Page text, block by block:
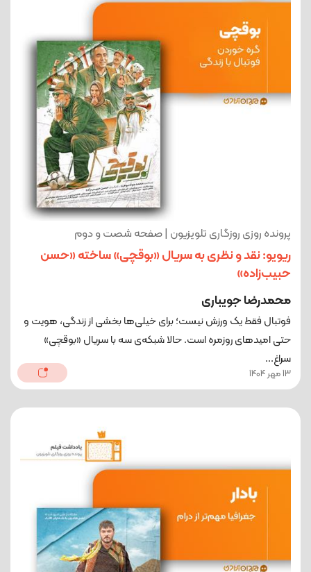
پرونده روزی روزگاری تلویزیون | صفحه شصت و دوم
ریویو: نقد و نظری به سریال «بوقچی» ساخته «حسن
حبیب‌زاده»
محمدرضا جویباری
فوتبال فقط یک ورزش نیست؛ برای خیلی‌ها بخشی از زندگی، هویت و
حتی امیدهای روزمره است. حالا شبکه‌ی سه با سریال «بوقچی»
سراغ...
13 مهر 1404